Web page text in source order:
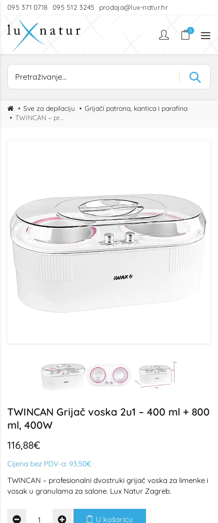
095 371 0718 095 512 3245 prodaja@lux-natur.hr
0
Sve za depilaciju
Grijači patrona, kantica i parafina
TWINCAN – profesionalni dvostruki grijač voska za limenke i vosak u granulama
TWINCAN Grijač voska 2u1 – 400 ml + 800
ml, 400W
116,88€
Cijena bez PDV-a: 93,50€
TWINCAN – profesionalni dvostruki grijač voska za limenke i
vosak u granulama za salone. Lux Natur Zagreb.
U košaricu